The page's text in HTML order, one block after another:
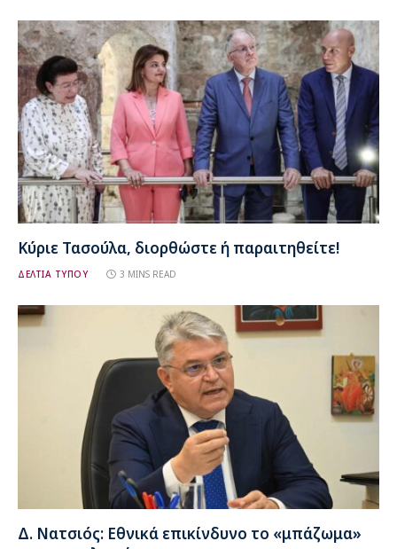
Κύριε Τασούλα, διορθώστε ή παραιτηθείτε!
ΔΕΛΤΙΑ ΤΥΠΟΥ 3 MINS READ
Δ. Νατσιός: Εθνικά επικίνδυνο το «μπάζωμα»